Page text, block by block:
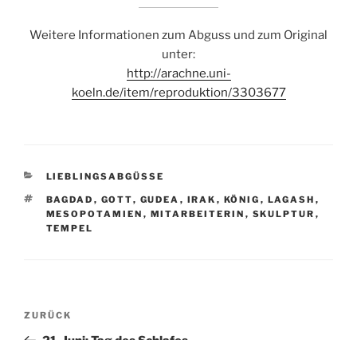
Weitere Informationen zum Abguss und zum Original
unter:
http://arachne.uni-
koeln.de/item/reproduktion/3303677
KATEGORIEN
LIEBLINGSABGÜSSE
SCHLAGWÖRTER
BAGDAD , GOTT, GUDEA , IRAK , KÖNIG , LAGASH ,
MESOPOTAMIEN , MITARBEITERIN , SKULPTUR ,
TEMPEL
Beitragsnavigation
Vorheriger
Beitrag
ZURÜCK